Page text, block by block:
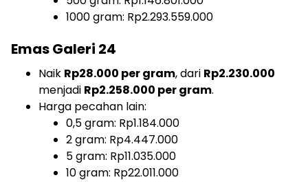
1000 gram: Rp2.293.559.000
Emas Galeri 24
Naik Rp28.000 per gram, dari Rp2.230.000
menjadi Rp2.258.000 per gram.
Harga pecahan lain:
0,5 gram: Rp1.184.000
2 gram: Rp4.447.000
5 gram: Rp11.035.000
10 gram: Rp22.011.000